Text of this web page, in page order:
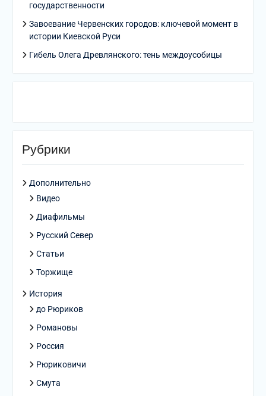
государственности
Завоевание Червенских городов: ключевой момент в
истории Киевской Руси
Гибель Олега Древлянского: тень междоусобицы
Рубрики
Дополнительно
Видео
Диафильмы
Русский Север
Статьи
Торжище
История
до Рюриков
Романовы
Россия
Рюриковичи
Смута